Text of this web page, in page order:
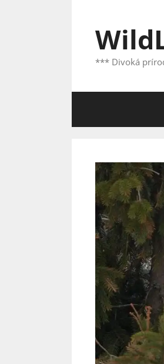
*** Divoká